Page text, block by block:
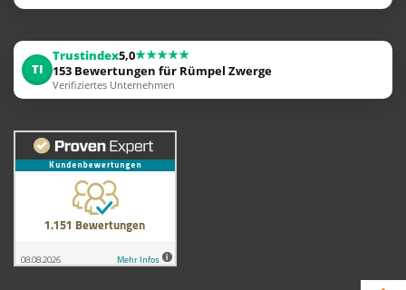
TI
Trustindex5,0★★★★★
153 Bewertungen für Rümpel Zwerge
Verifiziertes Unternehmen